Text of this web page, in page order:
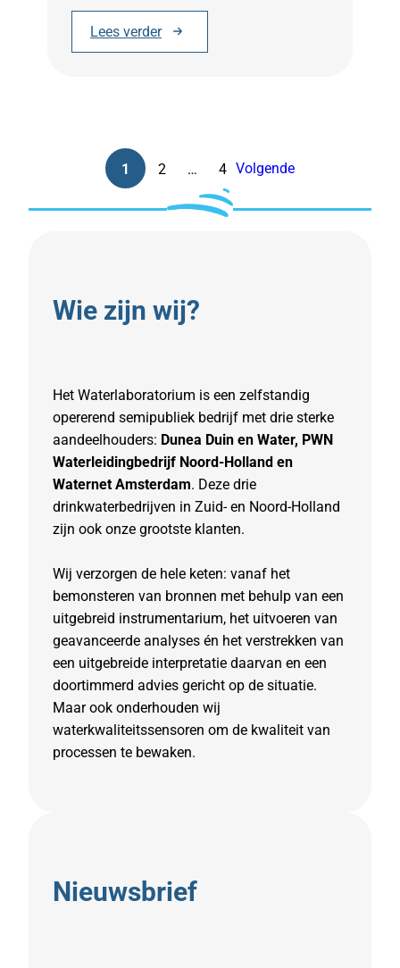
t
h
i
Lees verder
:
n
w
v
b
e
t
a
a
l
b
a
r
d
r
i
n
k
w
a
1 2 … 4 Volgende
Wie zijn wij?
Het Waterlaboratorium is een zelfstandig
opererend semipubliek bedrijf met drie sterke
aandeelhouders: Dunea Duin en Water, PWN
Waterleidingbedrijf Noord-Holland en
Waternet Amsterdam. Deze drie
drinkwaterbedrijven in Zuid- en Noord-Holland
zijn ook onze grootste klanten.
Wij verzorgen de hele keten: vanaf het
bemonsteren van bronnen met behulp van een
uitgebreid instrumentarium, het uitvoeren van
geavanceerde analyses én het verstrekken van
een uitgebreide interpretatie daarvan en een
doortimmerd advies gericht op de situatie.
Maar ook onderhouden wij
waterkwaliteitssensoren om de kwaliteit van
processen te bewaken.
Nieuwsbrief